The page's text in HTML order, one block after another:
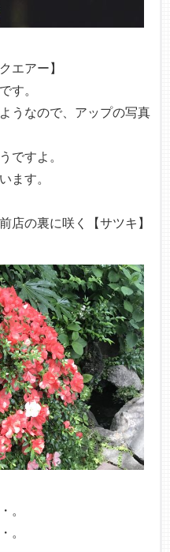
エアー】
す。
うなので、アップの写真
ですよ。
ます。
店の裏に咲く【サツキ】
。
。